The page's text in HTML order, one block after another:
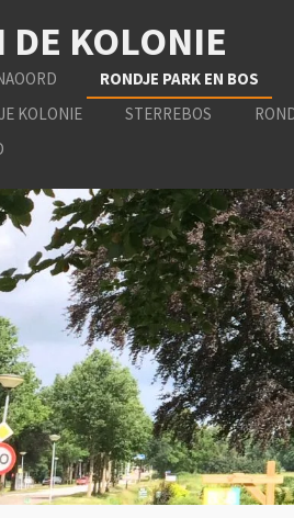
KOLONIE
RONDJE PARK EN BOS
KOLONIE STERREBOS